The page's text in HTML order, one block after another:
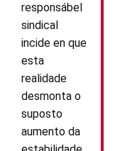
responsábel
sindical
incide en que
esta
realidade
desmonta o
suposto
aumento da